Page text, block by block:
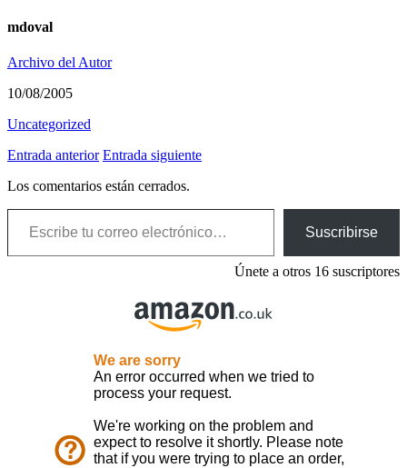
mdoval
Archivo del Autor
10/08/2005
Uncategorized
Entrada anterior Entrada siguiente
Los comentarios están cerrados.
Escribe tu correo electrónico…
Suscribirse
Únete a otros 16 suscriptores